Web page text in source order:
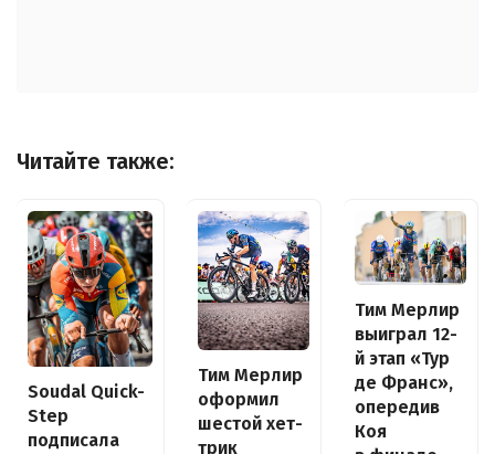
Читайте также:
Soudal Quick-
Step
подписала
Тим Мерлир
оформил
шестой хет-
трик
Тим Мерлир
выиграл 12-
й этап «Тур
де Франс»,
опередив
Коя